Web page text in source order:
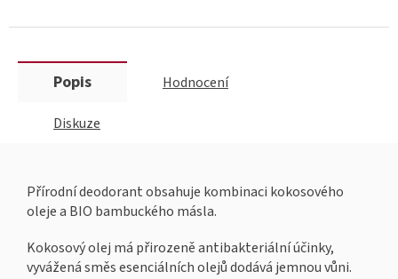
Popis Hodnocení
Diskuze
Přírodní deodorant obsahuje kombinaci kokosového
oleje a BIO bambuckého másla.
Kokosový olej má přirozeně antibakteriální účinky,
vyvážená směs esenciálních olejů dodává jemnou vůni.